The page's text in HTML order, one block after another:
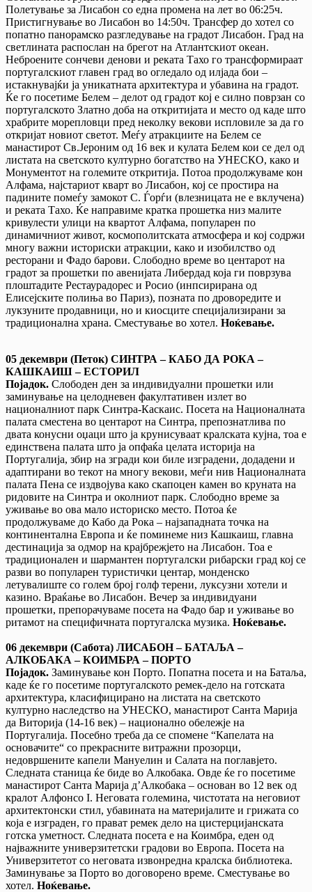
Полетување за Лисабон со една промена на лет во 06:25ч.
Пристигнување во Лисабон во 14:50ч. Трансфер до хотел со
попатно панорамско разгледување на градот Лисабон. Град на
светлината распослан на брегот на Атлантскиот океан.
Неброените сончеви денови и реката Тахо го трансформираат
португалскиот главен град во огледало од илјада бои –
истакнувајќи ја уникатната архитектура и убавина на градот.
Ќе го посетиме Белем – делот од градот кој е силно поврзан со
португалското Златно доба на откритијата и место од каде што
храбрите морепловци пред неколку векови испловиле за да го
откријат новиот светот. Меѓу атракциите на Белем се
манастирот Св.Јероним од 16 век и кулата Белем кои се дел од
листата на светското културно богатство на УНЕСКО, како и
Монументот на големите откритија. Потоа продолжуваме кон
Алфама, најстариот кварт во Лисабон, кој се простира на
падините помеѓу замокот С. Ѓорѓи (влезницата не е вклучена)
и реката Тахо. Ќе направиме кратка прошетка низ малите
кривулести улици на квартот Алфама, популарен по
динамичниот живот, космополитската атмосфера и кој содржи
многу важни историски атракции, како и изобилство од
ресторани и Фадо барови. Слободно време во центарот на
градот за прошетки по авенијата Либердад која ги поврзува
плоштадите Рестаурадорес и Росио (инпсирирана од
Елисејските полиња во Париз), позната по дроворедите и
лукзуните продавници, но и киосците специјализирани за
традиционална храна. Сместување во хотел. Ноќевање.
05 декември (Петок) СИНТРА–КАБО ДА РОКА –
КАШКАИШ–ЕСТОРИЛ
Појадок. Слободен ден за индивидуални прошетки или
заминување на целодневен факултативен излет во
националниот парк Синтра-Каскаис. Посета на Националната
палата сместена во центарот на Синтра, препознатлива по
двата конусни оџаци што ја крунисуваат кралската кујна, тоа е
единствена палата што ја опфаќа целата историја на
Португалија, збир на згради кои биле изградени, додадени и
адаптирани во текот на многу векови, меѓи нив Националната
палата Пена се издвојува како скапоцен камен во круната на
ридовите на Синтра и околниот парк. Слободно време за
уживање во ова мало историско место. Потоа ќе
продолжуваме до Кабо да Рока – најзападната точка на
континентална Европа и ќе поминеме низ Кашкаиш, главна
дестинација за одмор на крајбрежјето на Лисабон. Тоа е
традиционален и шармантен португалски рибарски град кој се
разви во популарен туристички центар, монденско
летувалиште со голем број голф терени, луксузни хотели и
казино. Враќање во Лисабон. Вечер за индивидуани
прошетки, препорачуваме посета на Фадо бар и уживање во
ритамот на специфичната португалска музика. Ноќевање.
06 декември (Сабота) ЛИСАБОН – БАТАЉА –
АЛКОБАКА – КОИМБРА–ПОРТО
Појадок. Заминување кон Порто. Попатна посета и на Батаља,
каде ќе го посетиме португалското ремек-дело на готската
архитектура, класифицирано на листата на светското
културно наследство на УНЕСКО, манастирот Санта Марија
да Виторија (14-16 век) – национално обележје на
Португалија. Посебно треба да се спомене “Капелата на
основачите“ со прекрасните витражни прозорци,
недовршените капели Мануелин и Салата на поглавјето.
Следната станица ќе биде во Алкобака. Овде ќе го посетиме
манастирот Санта Марија д’Алкобака – основан во 12 век од
кралот Алфонсо I. Неговата големина, чистотата на неговиот
архитектонски стил, убавината на материјалите и грижата со
која е изграден, го прават ремек дело на цистерцијанската
готска уметност. Следната посета е на Коимбра, еден од
најважните универзитетски градови во Европа. Посета на
Универзитетот со неговата извонредна кралска библиотека.
Заминување за Порто во договорено време. Сместување во
хотел. Ноќевање.